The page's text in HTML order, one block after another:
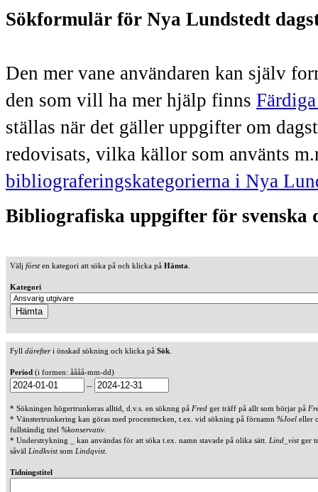
Sökformulär för Nya Lundstedt
Den mer vane användaren kan själv
den som vill ha mer hjälp finns
ställas när det gäller uppgifter om
redovisats, vilka källor som använts
bibliograferingskategorierna i Nya
Bibliografiska uppgifter för svenska
Välj försten kategori att söka på och klicka på Hämta
Kategori
Fyll därefteri önskad sökning och klicka på Sök
Period (i formen: åååå-mm-dd)
--
* Sökningen högertrunkeras alltid, d.v.s. en söknng på Fred ger träff på allt som börjar på
* Vänstertrunkering kan göras med procenttecken, t.ex. vid sökning på förnamn %Joel eller
fullständig titel %konservativ
* Understrykning _ kan användas för att söka t.ex. namn stavade på olika sätt. Lind_vistger
såväl Lindkvistsom Lindqvist.
Tidningstitel